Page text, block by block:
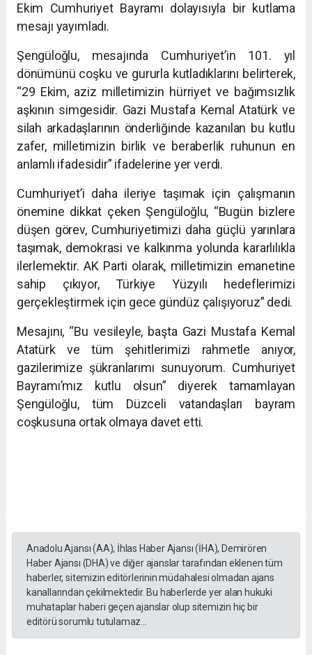
Ekim Cumhuriyet Bayramı dolayısıyla bir kutlama
mesajı yayımladı.
Şengüloğlu, mesajında Cumhuriyet’in 101. yıl
dönümünü coşku ve gururla kutladıklarını belirterek,
“29 Ekim, aziz milletimizin hürriyet ve bağımsızlık
aşkının simgesidir. Gazi Mustafa Kemal Atatürk ve
silah arkadaşlarının önderliğinde kazanılan bu kutlu
zafer, milletimizin birlik ve beraberlik ruhunun en
anlamlı ifadesidir” ifadelerine yer verdi.
Cumhuriyet’i daha ileriye taşımak için çalışmanın
önemine dikkat çeken Şengüloğlu, “Bugün bizlere
düşen görev, Cumhuriyetimizi daha güçlü yarınlara
taşımak, demokrasi ve kalkınma yolunda kararlılıkla
ilerlemektir. AK Parti olarak, milletimizin emanetine
sahip çıkıyor, Türkiye Yüzyılı hedeflerimizi
gerçekleştirmek için gece gündüz çalışıyoruz” dedi.
Mesajını, “Bu vesileyle, başta Gazi Mustafa Kemal
Atatürk ve tüm şehitlerimizi rahmetle anıyor,
gazilerimize şükranlarımı sunuyorum. Cumhuriyet
Bayramı’mız kutlu olsun” diyerek tamamlayan
Şengüloğlu, tüm Düzceli vatandaşları bayram
coşkusuna ortak olmaya davet etti.
Anadolu Ajansı (AA), İhlas Haber Ajansı (İHA), Demirören
Haber Ajansı (DHA) ve diğer ajanslar tarafından eklenen tüm
haberler, sitemizin editörlerinin müdahalesi olmadan ajans
kanallarından çekilmektedir. Bu haberlerde yer alan hukuki
muhataplar haberi geçen ajanslar olup sitemizin hiç bir
editörü sorumlu tutulamaz...